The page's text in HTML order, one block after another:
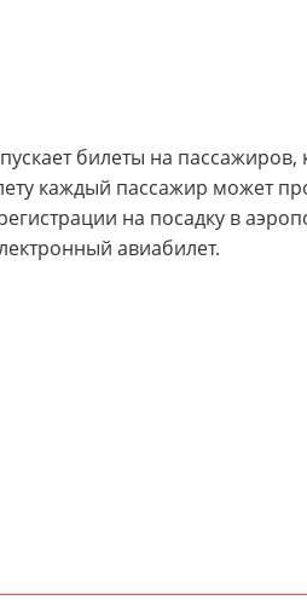
билеты на пассажиров,
каждый пассажир может
на посадку в
авиабилет.